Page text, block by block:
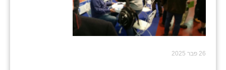
26 פבר 2025